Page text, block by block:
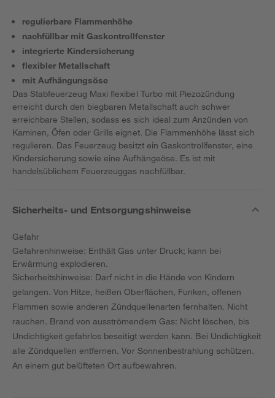
regulierbare Flammenhöhe
nachfüllbar mit Gaskontrollfenster
integrierte Kindersicherung
flexibler Metallschaft
mit Aufhängungsöse
Das Stabfeuerzeug Maxi flexibel Turbo mit Piezozündung
erreicht durch den biegbaren Metallschaft auch schwer
erreichbare Stellen, sodass es sich ideal zum Anzünden von
Kaminen, Öfen oder Grills eignet. Die Flammenhöhe lässt sich
regulieren. Das Feuerzeug besitzt ein Gaskontrollfenster, eine
Kindersicherung sowie eine Aufhängeöse. Es ist mit
handelsüblichem Feuerzeuggas nachfüllbar.
Sicherheits- und Entsorgungshinweise
Gefahr
Gefahrenhinweise: Enthält Gas unter Druck; kann bei
Erwärmung explodieren.
Sicherheitshinweise: Darf nicht in die Hände von Kindern
gelangen. Von Hitze, heißen Oberflächen, Funken, offenen
Flammen sowie anderen Zündquellenarten fernhalten. Nicht
rauchen. Brand von ausströmendem Gas: Nicht löschen, bis
Undichtigkeit gefahrlos beseitigt werden kann. Bei Undichtigkeit
alle Zündquellen entfernen. Vor Sonnenbestrahlung schützen.
An einem gut belüfteten Ort aufbewahren.